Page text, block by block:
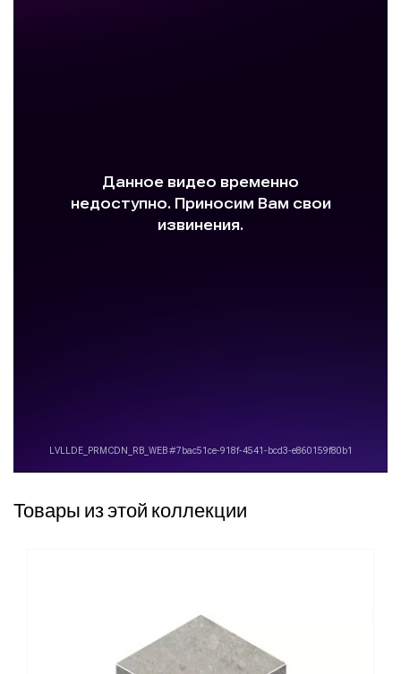
Товары из этой коллекции